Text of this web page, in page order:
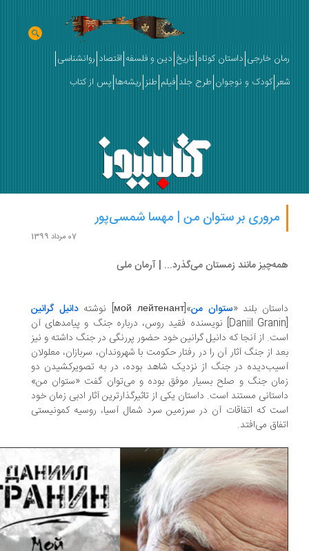
خارجی داستان کوتاه تاریخ دین و فلسفه اقتصاد روانشناسی
کودک و نوجوان طرح جلد فیلم طنز ریشه‌ها پس از کتاب
مروری بر ستوان من | مهسا شمسی‌پور
مانند زمستان می‌گذرد... | آرمان ملی
بلند « ستوان من»[мой лейтенант] نوشته
دانیل گرانین
[Daniil Granin] نویسنده فقید روس، درباره جنگ و پیامدهای آن
از آنجا که دانیل گرانین خود حضور پررنگی در جنگ داشته و نیز
از جنگ آثار آن را در رفتار حکومت با شهروندان، سربازان، معلولان
در جنگ از نزدیک شاهد بوده، در به تصویرکشیدن دو
جنگ و صلح بسیار موفق بوده و می‌توان گفت «ستوان من»
مستند است. داستان یکی از تاثیرگذارترین آثار ادبی زمان خود
که اتفاقات آن در سرزمین سرد شمال آسیا، روسیه کمونیستی
می‌افتد.